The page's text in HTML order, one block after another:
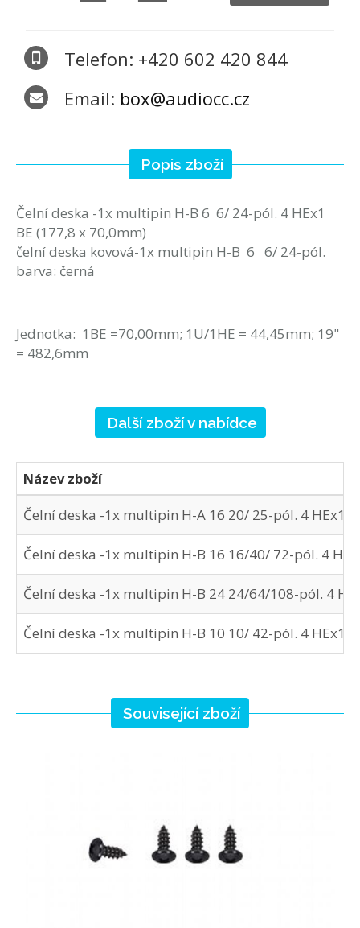
Telefon: +420 602 420 844
Email: box@audiocc.cz
Popis zboží
Čelní deska -1x multipin H-B 6 6/ 24-pól. 4 HEx1
BE (177,8 x 70,0mm)
čelní deska kovová-1x multipin H-B 6 6/ 24-pól.
barva: černá
Jednotka: 1BE =70,00mm; 1U/1HE = 44,45mm; 19"
= 482,6mm
Další zboží v nabídce
Název zboží
Čelní deska -1x multipin H-A 16 20/ 25-pól. 4 HEx1
Čelní deska -1x multipin H-B 16 16/40/ 72-pól. 4
Čelní deska -1x multipin H-B 24 24/64/108-pól. 4
Čelní deska -1x multipin H-B 10 10/ 42-pól. 4 HEx1
Související zboží